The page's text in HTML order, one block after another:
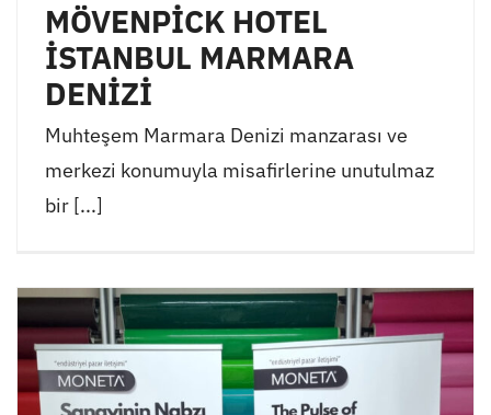
MÖVENPİCK HOTEL
İSTANBUL MARMARA
DENİZİ
Muhteşem Marmara Denizi manzarası ve
merkezi konumuyla misafirlerine unutulmaz
bir [...]